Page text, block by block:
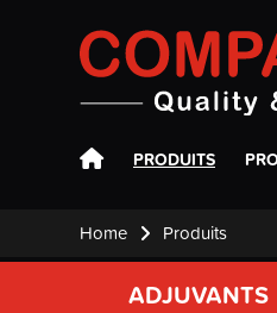
Compaktuna
PRODUITS
Home Produits
ADJUVANTS